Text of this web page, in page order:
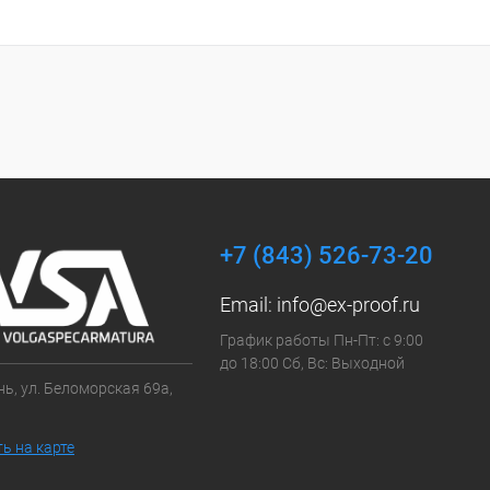
ул. Беломорская 69а,
на карте
+7 (843) 526-73-20
Email: info@ex-proof.ru
График работы Пн-Пт: с 9:00
до 18:00 Сб, Вс: Выходной